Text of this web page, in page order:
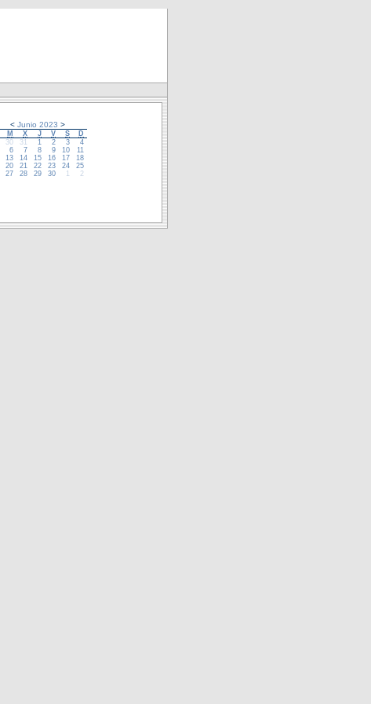
<Junio 2023 >
M X J V S
D
30 31 1 2 3
4
6 7 8 9 10
11
13 14 15 16 17
18
20 21 22 23 24
25
27 28 29 30 1 2